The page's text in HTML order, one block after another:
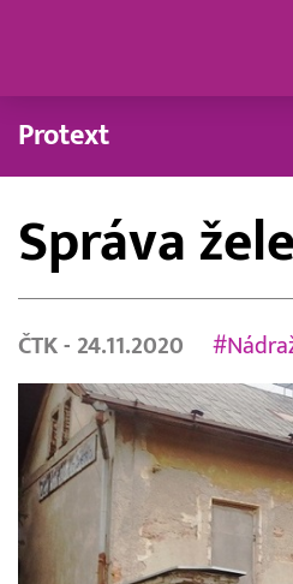
Protext
Správa
ČTK - 24.11.2020